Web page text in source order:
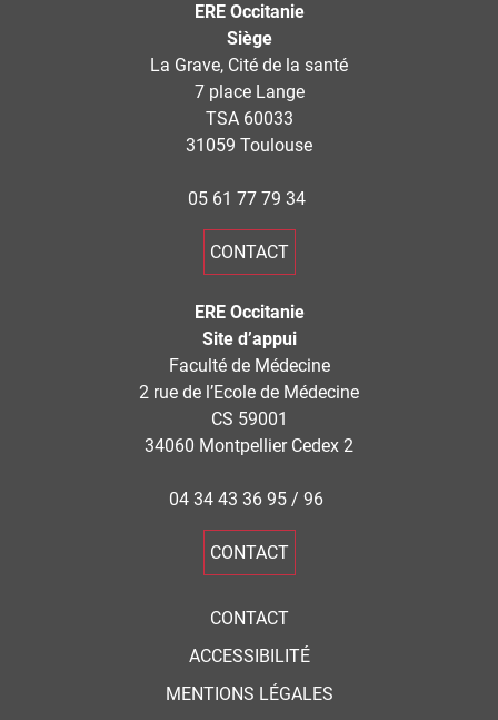
ERE Occitanie
Siège
La Grave, Cité de la santé
7 place Lange
TSA 60033
31059 Toulouse
05 61 77 79 34
CONTACT
ERE Occitanie
Site d’appui
Faculté de Médecine
2 rue de l’Ecole de Médecine
CS 59001
34060 Montpellier Cedex 2
04 34 43 36 95 / 96
CONTACT
CONTACT
ACCESSIBILITÉ
MENTIONS LÉGALES